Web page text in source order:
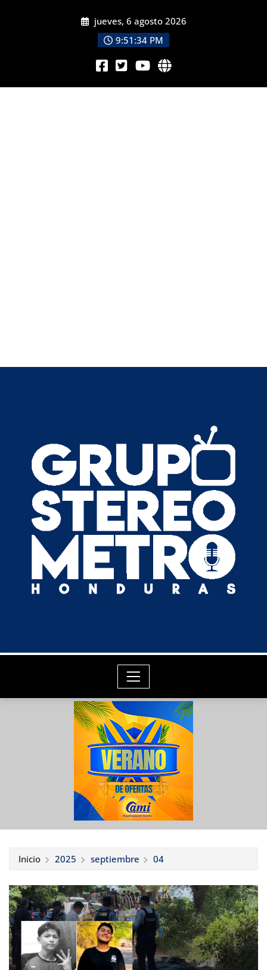
jueves, 6 agosto 2026
9:51:35 PM
Inicio 2025 septiembre 04